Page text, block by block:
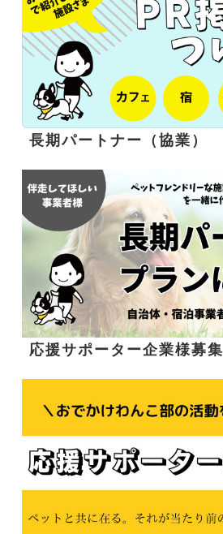
長期パートナー（協業）
応援サポーター企業様募集